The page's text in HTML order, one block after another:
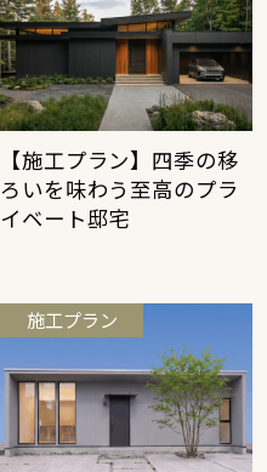
【施工プラン】四季の移
ろいを味わう至高のプラ
イベート邸宅
施工プラン